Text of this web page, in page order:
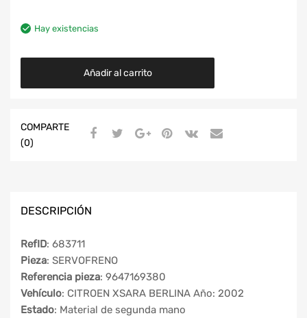
Hay existencias
Añadir al carrito
COMPARTE
(0)
DESCRIPCIÓN
RefID: 683711
Pieza: SERVOFRENO
Referencia pieza: 9647169380
Vehículo: CITROEN XSARA BERLINA Año: 2002
Estado: Material de segunda mano